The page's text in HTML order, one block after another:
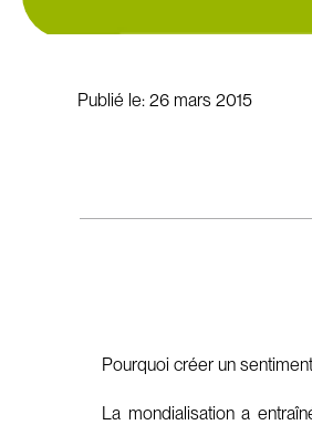
Publié le: 26 mars 2015
Pourquoi créer un
La mondialisation a